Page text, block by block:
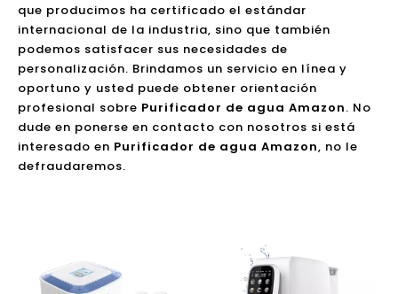
que producimos ha certificado el estándar
internacional de la industria, sino que también
podemos satisfacer sus necesidades de
personalización. Brindamos un servicio en línea y
oportuno y usted puede obtener orientación
profesional sobre Purificador de agua Amazon. No
dude en ponerse en contacto con nosotros si está
interesado en Purificador de agua Amazon, no le
defraudaremos.